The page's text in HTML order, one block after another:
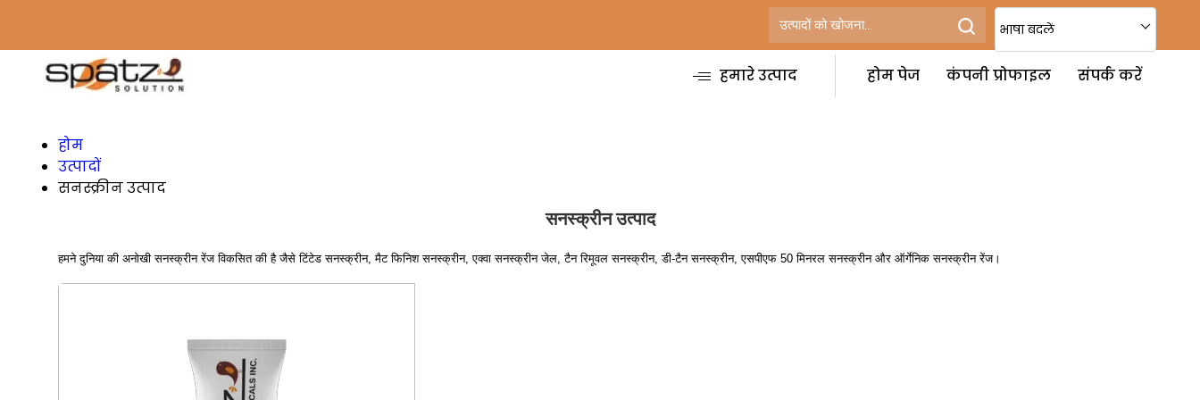
भाषा बदलें
हमारे उत्पाद होम पेज कंपनी प्रोफाइल संपर्क करें
होम
उत्पादों
सनस्क्रीन उत्पाद
सनस्क्रीन उत्पाद
हमने दुनिया की अनोखी सनस्क्रीन रेंज विकसित की है जैसे टिंटेड सनस्क्रीन, मैट फिनिश सनस्क्रीन, एक्वा सनस्क्रीन जेल, टैन रिमूवल सनस्क्रीन, डी-टैन सनस्क्रीन, एसपीएफ 50 मिनरल सनस्क्रीन और ऑर्गेनिक सनस्क्रीन रेंज।